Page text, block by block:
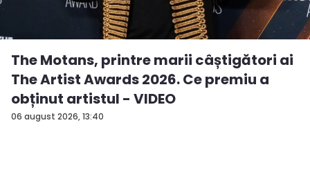
06 august 2026, 13:40
The Motans, printre marii câștigători ai
The Artist Awards 2026. Ce premiu a
obținut artistul - VIDEO